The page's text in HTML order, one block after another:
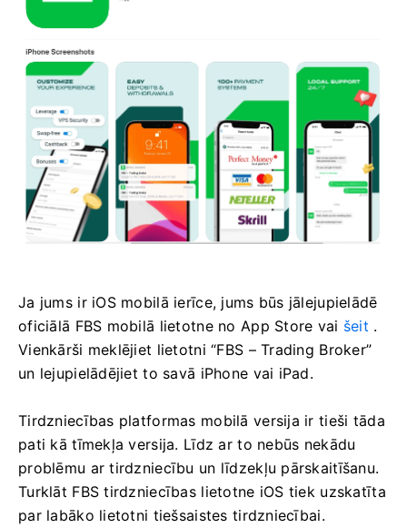
Ja jums ir iOS mobilā ierīce, jums būs jālejupielādē
oficiālā FBS mobilā lietotne no App Store vai šeit .
Vienkārši meklējiet lietotni “FBS – Trading Broker”
un lejupielādējiet to savā iPhone vai iPad.
Tirdzniecības platformas mobilā versija ir tieši tāda
pati kā tīmekļa versija. Līdz ar to nebūs nekādu
problēmu ar tirdzniecību un līdzekļu pārskaitīšanu.
Turklāt FBS tirdzniecības lietotne iOS tiek uzskatīta
par labāko lietotni tiešsaistes tirdzniecībai.